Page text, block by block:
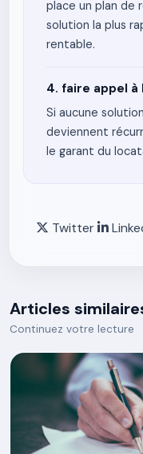
place un plan de
solution la plus
rentable.
4. faire appel à
Si aucune
deviennent
le garant du
Twitter
Articles
Continuez votre lecture